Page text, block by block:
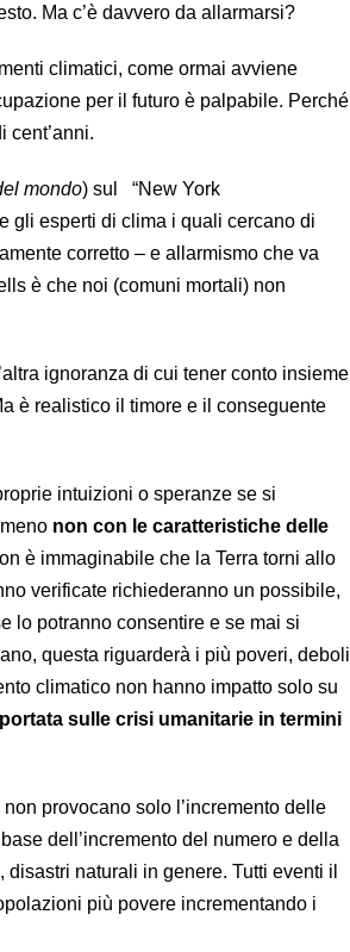
Ma c’è davvero da allarmarsi?
climatici, come ormai avviene
per il futuro è palpabile. Perché
cent’anni.
mondo) sul “New York
gli esperti di clima i quali cercano di
corretto – e allarmismo che va
è che noi (comuni mortali) non
ignoranza di cui tener conto insieme
è realistico il timore e il conseguente
intuizioni o speranze se si
non con le caratteristiche delle
è immaginabile che la Terra torni allo
verificate richiederanno un possibile,
lo potranno consentire e se mai si
questa riguarderà i più poveri, deboli
climatico non hanno impatto solo su
sulle crisi umanitarie in termini
provocano solo l’incremento delle
dell’incremento del numero e della
naturali in genere. Tutti eventi il
più povere incrementando i